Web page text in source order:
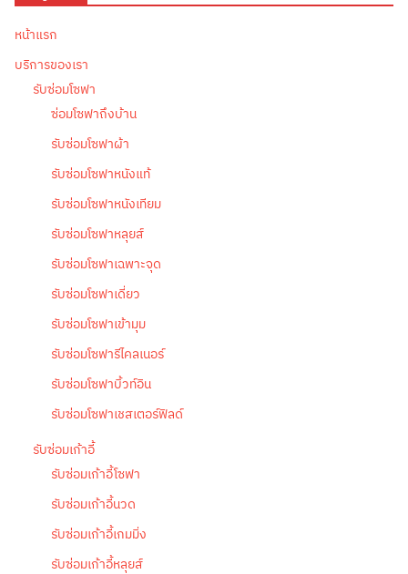
หน้าแรก
บริการของเรา
รับซ่อมโซฟา
ซ่อมโซฟาถึงบ้าน
รับซ่อมโซฟาผ้า
รับซ่อมโซฟาหนังแท้
รับซ่อมโซฟาหนังเทียม
รับซ่อมโซฟาหลุยส์
รับซ่อมโซฟาเฉพาะจุด
รับซ่อมโซฟาเดี่ยว
รับซ่อมโซฟาเข้ามุม
รับซ่อมโซฟารีไคลเนอร์
รับซ่อมโซฟาบิ้วท์อิน
รับซ่อมโซฟาเชสเตอร์ฟิลด์
รับซ่อมเก้าอี้
รับซ่อมเก้าอี้โซฟา
รับซ่อมเก้าอี้นวด
รับซ่อมเก้าอี้เกมมิ่ง
รับซ่อมเก้าอี้หลุยส์